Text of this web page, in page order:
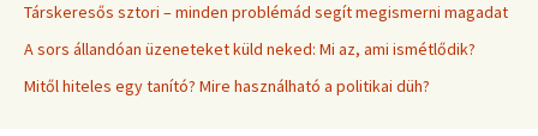
Társkeresős sztori – minden problémád segít megismerni magadat
A sors állandóan üzeneteket küld neked: Mi az, ami ismétlődik?
Mitől hiteles egy tanító? Mire használható a politikai düh?